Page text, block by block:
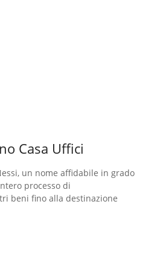
Casa Uffici
un nome affidabile in grado
processo di
beni fino alla destinazione